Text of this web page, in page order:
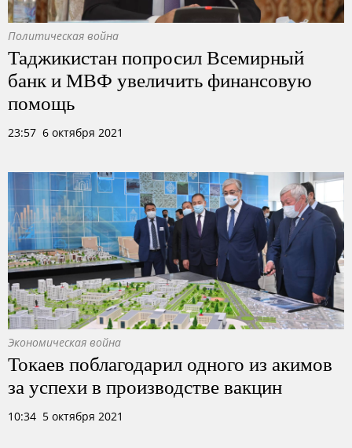
Политическая война
Таджикистан попросил Всемирный
банк и МВФ увеличить финансовую
помощь
23:57 6 октября 2021
Экономическая война
Токаев поблагодарил одного из акимов
за успехи в производстве вакцин
10:34 5 октября 2021